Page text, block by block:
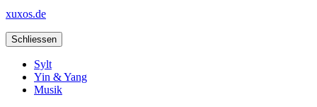
xuxos.de
Schliessen
Sylt
Yin & Yang
Musik